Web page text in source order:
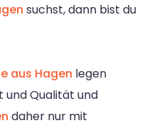
suchst, dann bist du
aus Hagen legen
Qualität und
daher nur mit